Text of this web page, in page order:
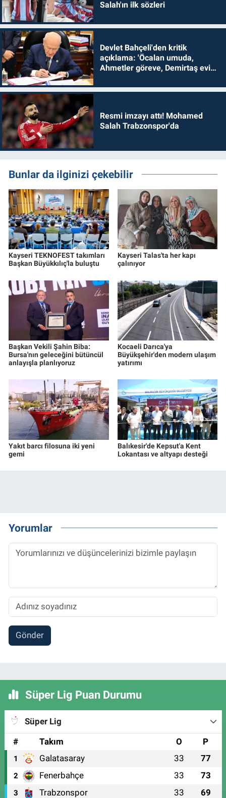
Salah'ın ilk sözleri
Devlet Bahçeli'den kritik
açıklama: 'Öcalan umuda,
Ahmetler göreve, Demirtaş evine
Resmi imzayı attı! Mohamed
Salah Trabzonspor'da
Bunlar da ilginizi çekebilir
Kayseri TEKNOFEST takımları
Başkan Büyükkılıç'la buluştu
Kayseri Talas'ta her kapı
çalınıyor
Başkan Vekili Şahin Biba:
Bursa'nın geleceğini bütüncül
anlayışla planlıyoruz
Kocaeli Darıca'ya
Büyükşehir'den modern ulaşım
yatırımı
Yakıt barcı filosuna iki yeni
gemi
Balıkesir'de Kepsut'a Kent
Lokantası ve altyapı desteği
Yorumlar
Gönder
Süper Lig Puan Durumu
Süper Lig
#
Takım O P
1 Galatasaray 33 77
2 Fenerbahçe 33 73
3 Trabzonspor 33 69